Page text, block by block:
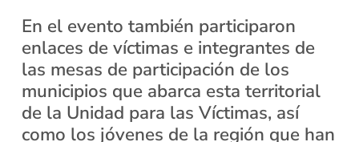
En el evento también participaron
enlaces de víctimas e integrantes de
las mesas de participación de los
municipios que abarca esta territorial
de la Unidad para las Víctimas, así
como los jóvenes de la región que han